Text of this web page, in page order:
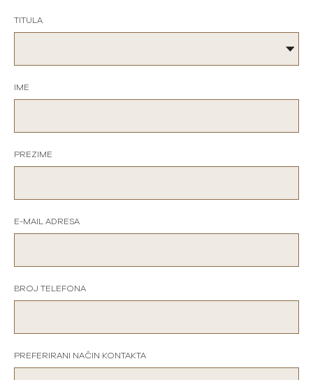
TITULA
IME
PREZIME
E-MAIL ADRESA
BROJ TELEFONA
PREFERIRANI NAČIN KONTAKTA